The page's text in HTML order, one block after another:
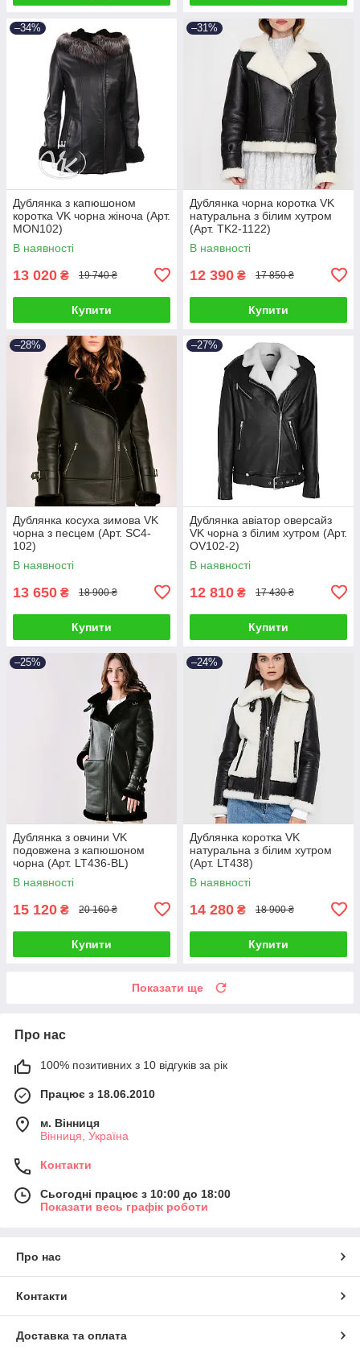
–34%
Дублянка з капюшоном
коротка VK чорна жіноча (Арт.
MON102)
В наявності
13 020 ₴ 19 740 ₴
Купити
–31%
Дублянка чорна коротка VK
натуральна з білим хутром
(Арт. TK2-1122)
В наявності
12 390 ₴ 17 850 ₴
Купити
–28%
Дублянка косуха зимова VK
чорна з песцем (Арт. SC4-
102)
В наявності
13 650 ₴ 18 900 ₴
Купити
–27%
Дублянка авіатор оверсайз
VK чорна з білим хутром (Арт.
OV102-2)
В наявності
12 810 ₴ 17 430 ₴
Купити
–25%
Дублянка з овчини VK
подовжена з капюшоном
чорна (Арт. LT436-BL)
В наявності
15 120 ₴ 20 160 ₴
Купити
–24%
Дублянка коротка VK
натуральна з білим хутром
(Арт. LT438)
В наявності
14 280 ₴ 18 900 ₴
Купити
Показати ще
Про нас
100% позитивних з 10 відгуків за рік
Працює з 18.06.2010
м. Вінниця
Вінниця, Україна
Контакти
Сьогодні працює з 10:00 до 18:00
Показати весь графік роботи
Про нас
Контакти
Доставка та оплата